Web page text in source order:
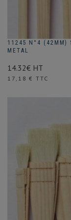
11245 N°4 (42MM)
METAL
14.32€ HT
Prix
17,18 € TTC